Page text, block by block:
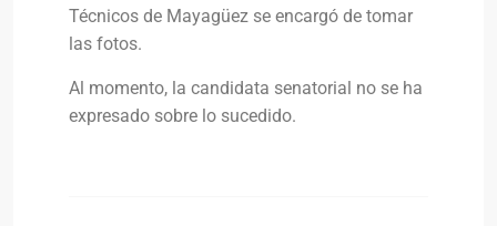
Técnicos de Mayagüez se encargó de tomar
las fotos.
Al momento, la candidata senatorial no se ha
expresado sobre lo sucedido.